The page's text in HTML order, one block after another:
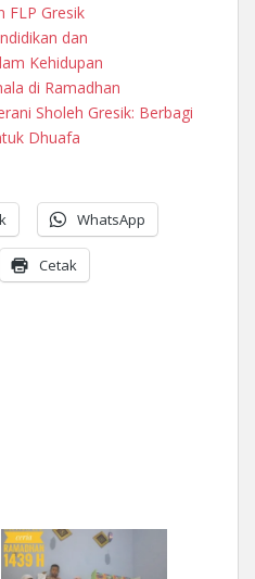
FLP Gresik
dan
Kehidupan
di Ramadhan
Sholeh Gresik: Berbagi
Dhuafa
WhatsApp
Cetak